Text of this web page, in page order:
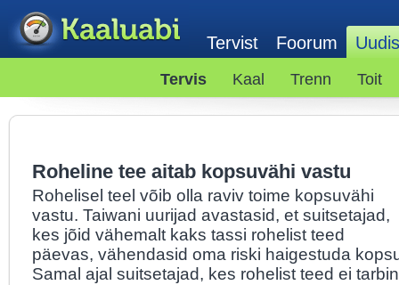
Tervist Foorum
Tervis Kaal Trenn Toit
Roheline tee aitab kopsuvähi vastu
Rohelisel teel võib olla raviv toime kopsuvähi
vastu. Taiwani uurijad avastasid, et suitsetajad,
kes jõid vähemalt kaks tassi rohelist teed
päevas, vähendasid oma riski haigestuda
Samal ajal suitsetajad, kes rohelist teed ei